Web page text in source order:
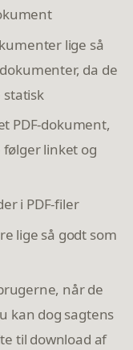
lige så
da de
PDF-dokument,
linket og
i PDF-filer
lige så godt som
når de
kan dog sagtens
til download af